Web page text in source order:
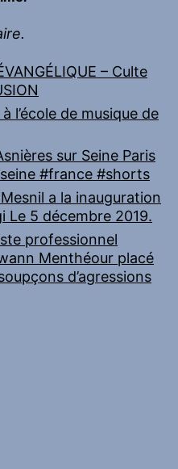
– Culte
l’école de musique de
sur Seine Paris
#france #shorts
a la inauguration
Le 5 décembre 2019.
professionnel
Menthéour placé
d’agressions